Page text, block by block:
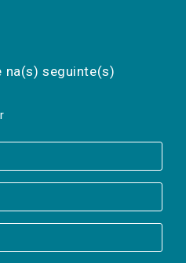
na(s) seguinte(s)